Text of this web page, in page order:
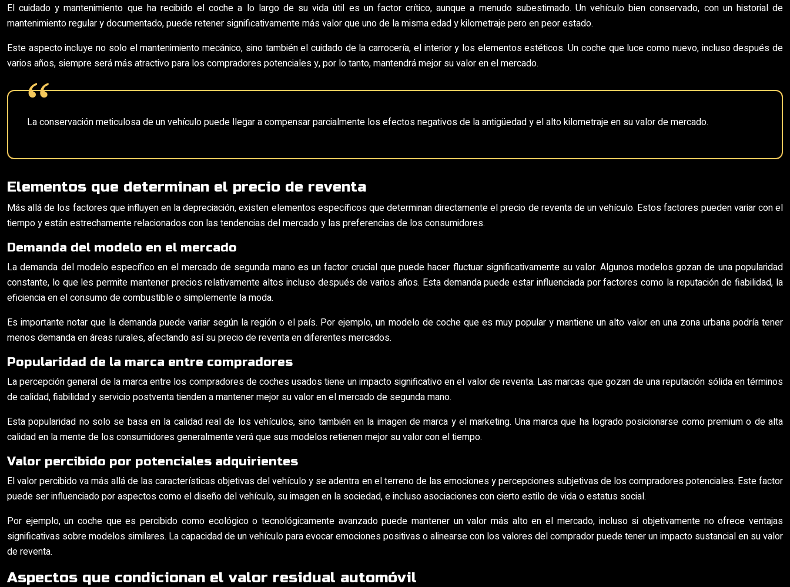
El cuidado y mantenimiento que ha recibido el coche a lo largo de su vida útil es un factor crítico, aunque a menudo subestimado. Un vehículo bien conservado, con un historial de
mantenimiento regular y documentado, puede retener significativamente más valor que uno de la misma edad y kilometraje pero en peor estado.
Este aspecto incluye no solo el mantenimiento mecánico, sino también el cuidado de la carrocería, el interior y los elementos estéticos. Un coche que luce como nuevo, incluso después de
varios años, siempre será más atractivo para los compradores potenciales y, por lo tanto, mantendrá mejor su valor en el mercado.
La conservación meticulosa de un vehículo puede llegar a compensar parcialmente los efectos negativos de la antigüedad y el alto kilometraje en su valor de mercado.
Elementos que determinan el precio de reventa
Más allá de los factores que influyen en la depreciación, existen elementos específicos que determinan directamente el precio de reventa de un vehículo. Estos factores pueden variar con el
tiempo y están estrechamente relacionados con las tendencias del mercado y las preferencias de los consumidores.
Demanda del modelo en el mercado
La demanda del modelo específico en el mercado de segunda mano es un factor crucial que puede hacer fluctuar significativamente su valor. Algunos modelos gozan de una popularidad
constante, lo que les permite mantener precios relativamente altos incluso después de varios años. Esta demanda puede estar influenciada por factores como la reputación de fiabilidad, la
eficiencia en el consumo de combustible o simplemente la moda.
Es importante notar que la demanda puede variar según la región o el país. Por ejemplo, un modelo de coche que es muy popular y mantiene un alto valor en una zona urbana podría tener
menos demanda en áreas rurales, afectando así su precio de reventa en diferentes mercados.
Popularidad de la marca entre compradores
La percepción general de la marca entre los compradores de coches usados tiene un impacto significativo en el valor de reventa. Las marcas que gozan de una reputación sólida en términos
de calidad, fiabilidad y servicio postventa tienden a mantener mejor su valor en el mercado de segunda mano.
Esta popularidad no solo se basa en la calidad real de los vehículos, sino también en la imagen de marca y el marketing. Una marca que ha logrado posicionarse como premium o de alta
calidad en la mente de los consumidores generalmente verá que sus modelos retienen mejor su valor con el tiempo.
Valor percibido por potenciales adquirientes
El valor percibido va más allá de las características objetivas del vehículo y se adentra en el terreno de las emociones y percepciones subjetivas de los compradores potenciales. Este factor
puede ser influenciado por aspectos como el diseño del vehículo, su imagen en la sociedad, e incluso asociaciones con cierto estilo de vida o estatus social.
Por ejemplo, un coche que es percibido como ecológico o tecnológicamente avanzado puede mantener un valor más alto en el mercado, incluso si objetivamente no ofrece ventajas
significativas sobre modelos similares. La capacidad de un vehículo para evocar emociones positivas o alinearse con los valores del comprador puede tener un impacto sustancial en su valor
de reventa.
Aspectos que condicionan el valor residual automóvil